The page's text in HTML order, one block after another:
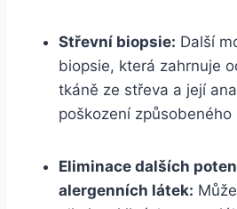
Střevní biopsie: Další
⁤biopsie, která zahrnuje
tkáně ze střeva a její​
poškození⁢ způsobeného
Eliminace dalších
alergenních⁢ látek: